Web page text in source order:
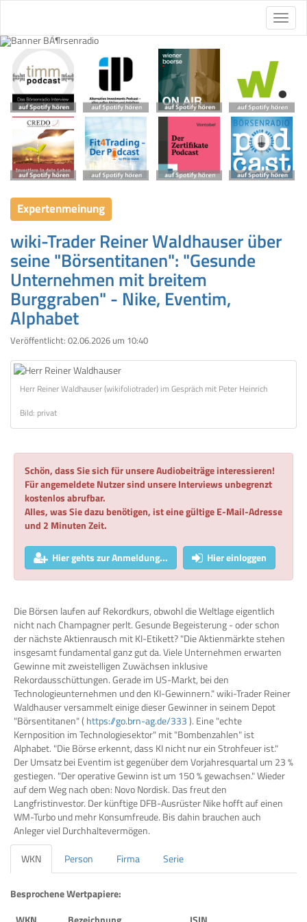
Expertenmeinung
wiki-Trader Reiner Waldhauser über
seine "Börsentitanen": "Gesunde
Unternehmen mit breitem
Burggraben" - Nike, Eventim,
Alphabet
Veröffentlicht: 02.06.2026 um 10:40
Herr Reiner Waldhauser (wikifoliotrader) im Gespräch mit Peter Heinrich
Bild: privat
Schön, dass Sie sich für unsere Audiobeiträge interessieren!
Für angemeldete Nutzer sind unsere Interviews unbegrenzt
kostenlos abrufbar.
Alles, was Sie dazu benötigen, ist eine gültige E-Mail-Adresse
und 2 Minuten Zeit.
Hier gehts zur Anmeldung... Hier einloggen
Die Börsen laufen auf Rekordkurs, obwohl die Weltlage eigentlich
nicht nach Champagner perlt. Gesunde Begeisterung - oder schon
der nächste Aktienrausch mit KI-Etikett? "Die Aktienmärkte stehen
insgesamt fundamental ganz gut da. Viele Unternehmen erwarten
Gewinne mit zweistelligen Zuwächsen inklusive
Rekordausschüttungen. Gerade im US-Markt, bei den
Technologieunternehmen und den KI-Gewinnern." wiki-Trader Reiner
Waldhauser versammelt einige dieser Gewinner in seinem Depot
"Börsentitanen" ( https://go.brn-ag.de/333). Eine "echte
Kernposition im Technologiesektor" mit "Bombenzahlen" ist
Alphabet. "Die Börse erkennt, dass KI nicht nur ein Strohfeuer ist."
Der Umsatz bei Eventim ist gegenüber dem Vorjahresquartal um 23 %
gestiegen. "Der operative Gewinn ist um 150 % gewachsen." Wieder
auf dem Weg nach oben: Novo Nordisk. Das freut den
Langfristinvestor. Der künftige DFB-Ausrüster Nike hofft auf einen
WM-Turbo und mehr Konsumfreude. Bis dahin brauchen auch
Anleger viel Durchhaltevermögen.
WKN
Person Firma Serie
Besprochene Wertpapiere: